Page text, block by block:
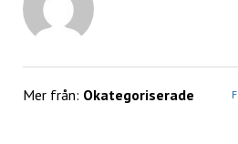
Mer från: Okategoriserade